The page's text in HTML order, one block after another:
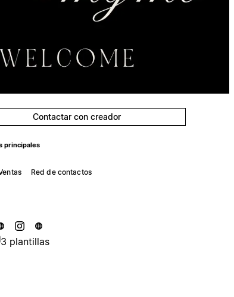
Contactar con creador
principales
Red de contactos
3 plantillas